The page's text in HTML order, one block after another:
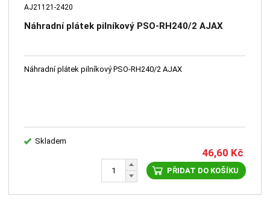
AJ21121-2420
Náhradní plátek pilníkový PSO-RH240/2 AJAX
Náhradní plátek pilníkový PSO-RH240/2 AJAX
Skladem
46,60 Kč
PŘIDAT DO KOŠÍKU